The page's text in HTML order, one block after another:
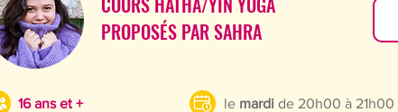
PROPOSÉS PAR SAHRA
16 ans et + le mardi de 20h00 à 21h00